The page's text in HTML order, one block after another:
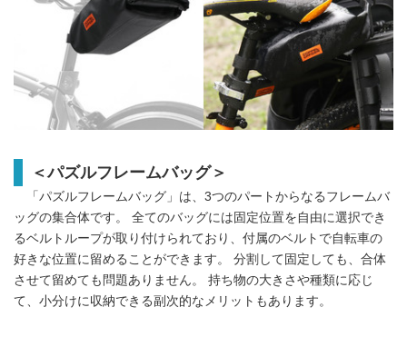
＜パズルフレームバッグ＞
「パズルフレームバッグ」は、3つのパートからなるフレームバ
ッグの集合体です。 全てのバッグには固定位置を自由に選択でき
るベルトループが取り付けられており、付属のベルトで自転車の
好きな位置に留めることができます。 分割して固定しても、合体
させて留めても問題ありません。 持ち物の大きさや種類に応じ
て、小分けに収納できる副次的なメリットもあります。